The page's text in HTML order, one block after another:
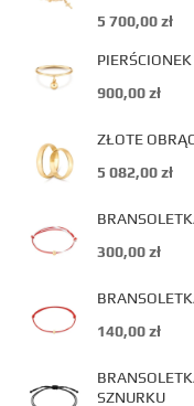
5 700,00zł
900,00zł
ZŁOTE
5 082,00zł
300,00zł
140,00zł
SZNURKU